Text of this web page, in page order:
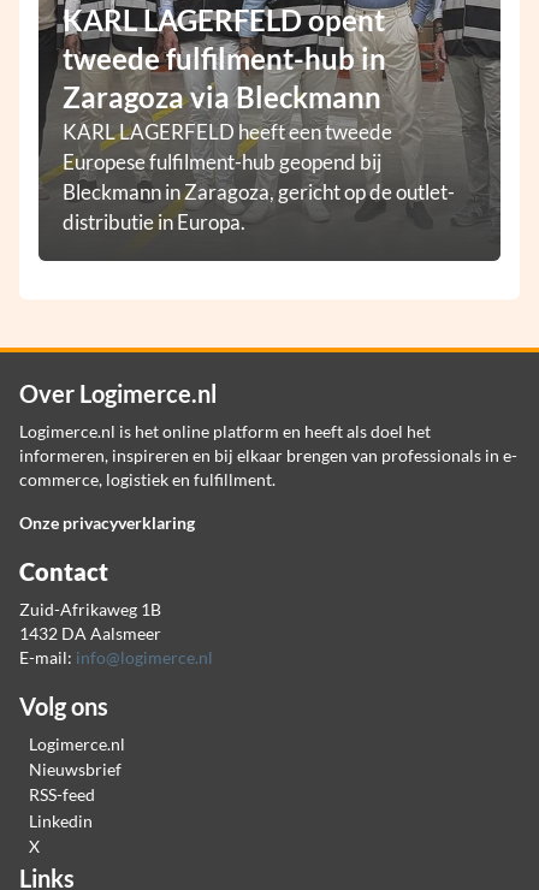
KARL LAGERFELD opent
tweede fulfilment-hub in
Zaragoza via Bleckmann
KARL LAGERFELD heeft een tweede
Europese fulfilment-hub geopend bij
Bleckmann in Zaragoza, gericht op de outlet-
distributie in Europa.
Over Logimerce.nl
Logimerce.nl is het online platform en heeft als doel het
informeren, inspireren en bij elkaar brengen van professionals in e-
commerce, logistiek en fulfillment.
Onze privacyverklaring
Contact
Zuid-Afrikaweg 1B
1432 DA Aalsmeer
E-mail: info@logimerce.nl
Volg ons
Logimerce.nl
Nieuwsbrief
RSS-feed
Linkedin
X
Links